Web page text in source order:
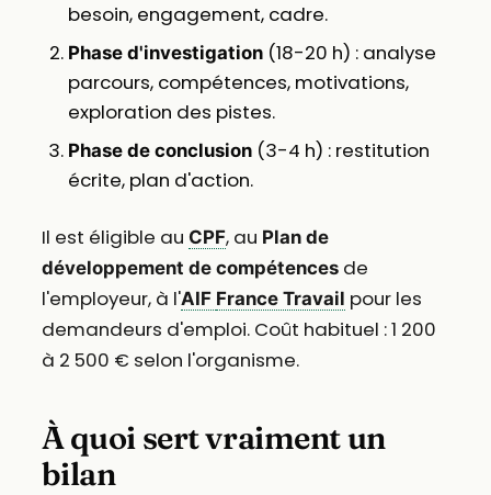
besoin, engagement, cadre.
Phase d'investigation(18-20 h) : analyse
parcours, compétences, motivations,
exploration des pistes.
Phase de conclusion(3-4 h) : restitution
écrite, plan d'action.
Il est éligible au CPF, au Plan de
développement de compétencesde
l'employeur, à l'AIF France Travail pour les
demandeurs d'emploi. Coût habituel : 1 200
à 2 500 € selon l'organisme.
À quoi sert vraiment un
bilan